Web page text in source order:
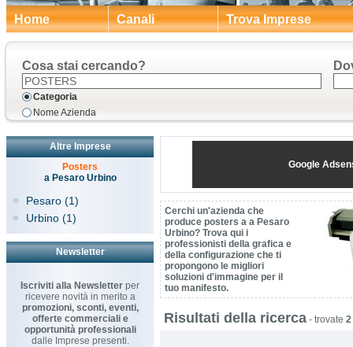
Home Canali Trova Imprese
Cosa stai cercando?
Categoria
Nome Azienda
Altre Imprese
Posters
a Pesaro Urbino
Pesaro (1)
Urbino (1)
Newsletter
Iscriviti alla Newsletter per
ricevere novità in merito a
promozioni, sconti, eventi,
offerte commerciali e
opportunità professionali
dalle Imprese presenti.
Google
Cerchi un'azienda che
produce posters a a Pesaro
Urbino? Trova qui i
professionisti della grafica e
della configurazione che ti
propongono le migliori
soluzioni d'immagine per il
tuo manifesto.
Risultati della ricerca - trovate 2